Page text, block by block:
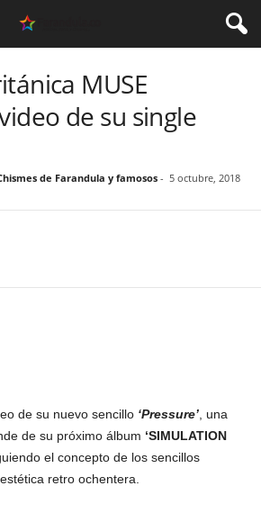
MUSE
de su single
de Farandula y famosos - 5 octubre, 2018
de su nuevo sencillo ‘Pressure’ , una
de su próximo álbum ‘SIMULATION
el concepto de los sencillos
retro ochentera.